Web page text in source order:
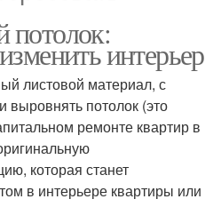
потолок:
интерьер
листовой материал, с
потолок (это
ремонте квартир в
которая станет
в интерьере квартиры или